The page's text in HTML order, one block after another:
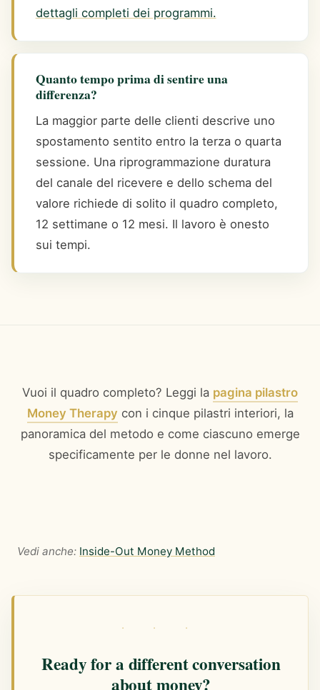
dettagli completi dei programmi.
Quanto tempo prima di sentire una
differenza?
La maggior parte delle clienti descrive uno
spostamento sentito entro la terza o quarta
sessione. Una riprogrammazione duratura
del canale del ricevere e dello schema del
valore richiede di solito il quadro completo,
12 settimane o 12 mesi. Il lavoro è onesto
sui tempi.
Vuoi il quadro completo? Leggi la pagina pilastro
Money Therapy con i cinque pilastri interiori, la
panoramica del metodo e come ciascuno emerge
specificamente per le donne nel lavoro.
Vedi anche: Inside-Out Money Method
· · ·
Ready for a different conversation
about money?